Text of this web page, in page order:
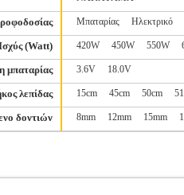
Μπαταρίας Ηλεκτρικό
(Watt) 420W 450W 550W
μπαταρίας 3.6V 18.0V
λεπίδας 15cm 45cm 50cm
δοντιών 8mm 12mm 15mm